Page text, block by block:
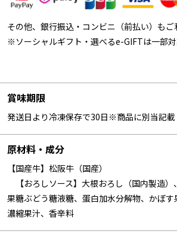
その他、銀行振込・コンビニ（前払い）もご
※ソーシャルギフト・選べるe-GIFTは一部対
賞味期限
発送日より冷凍保存で30日※商品に別当記載
原材料・成分
【国産牛】松阪牛（国産）
【おろしソース】大根おろし（国内製造）
果糖ぶどう糖液糖、蛋白加水分解物、かぼ
濃縮果汁、香辛料